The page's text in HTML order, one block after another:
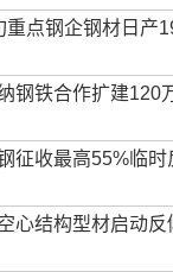
重点钢企钢材日产
钢铁合作扩建120
征收最高55%临时
心结构型材启动反